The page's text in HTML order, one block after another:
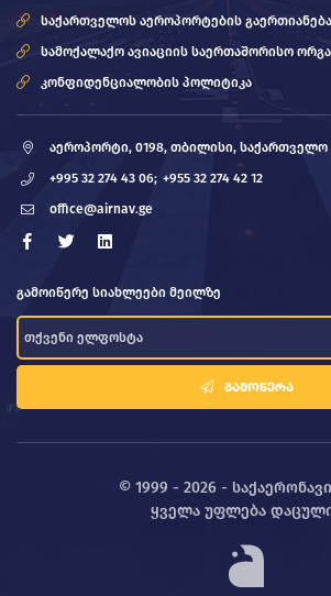
საქართველოს აეროპორტების გაერთიანება
სამოქალაქო ავიაციის საერთაშორისო
კონფიდენციალობის პოლიტიკა
აეროპორტი, 0198, თბილისი, საქართველო
+995 32 274 43 06; +955 32 274 42 12
office@airnav.ge
გამოიწერე სიახლეები მეილზე
ᲒᲐᲛᲝᲬᲔᲠᲐ
© 1999 - 2026 -
ყველა უფლება